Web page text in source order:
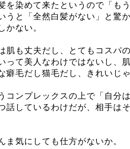
を染めて来たというので「も
うと「全然白髪がない」と驚
かない。
肌も丈夫だし、とてもコスパ
って美人なわけではないし、
癖毛だし猫毛だし、きれいじ
コンプレックスの上で「自分
話しているわけだが、相手は
ま気にしても仕方がないか。